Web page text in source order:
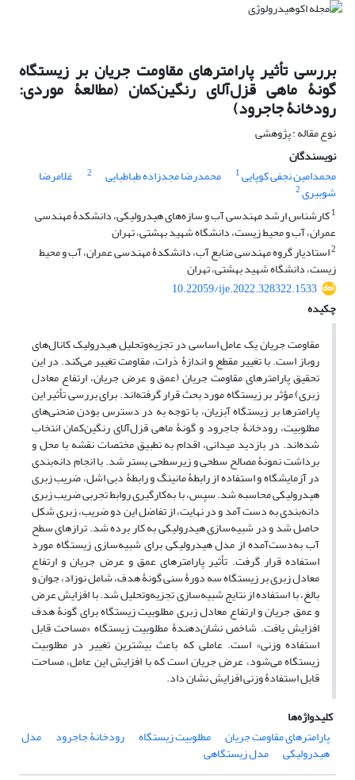
بررسی تأثیر پارامتر‌های مقاومت جریان بر زیستگاه
گونۀ ماهی قزل‌آلای رنگین‌کمان (مطالعۀ موردی:
رودخانۀ جاجرود)
نوع مقاله : پژوهشی
نویسندگان
محمدامین نجفی کوپایی1 محمدرضا مجدزاده طباطبایی 2 غلامرضا
شوبیری2
1کارشناس ارشد مهندسی آب و سازه‌های هیدرولیکی، دانشکدۀ مهندسی
عمران، آب و محیط زیست، دانشگاه شهید بهشتی، تهران
2استادیار گروه مهندسی منابع آب، دانشکدۀ مهندسی عمران، آب و محیط
زیست، دانشگاه شهید بهشتی، تهران
10.22059/ije.2022.328322.1533
چکیده
مقاومت جریان یک عامل اساسی در تجزیه‌و‌تحلیل هیدرولیک کانال‌های
روباز است. با تغییر مقطع و اندازۀ ذرات، مقاومت تغییر می‌کند. در این
تحقیق پارامترهای مقاومت جریان (عمق و عرض جریان، ارتفاع معادل
زبری) مؤثر بر زیستگاه مورد بحث قرار گرفته‌اند. برای بررسی تأثیر این
پارامترها بر زیستگاه آبزیان، با توجه به در دسترس بودن منحنی‌های
مطلوبیت، رودخانۀ جاجرود و گونۀ ماهی قزل‌آلای رنگین‌کمان انتخاب
شده‌اند. در بازدید میدانی، اقدام به تطبیق مختصات نقشه با محل و
برداشت نمونۀ مصالح سطحی و زیرسطحی بستر شد. با انجام دانه‌بندی
در آزمایشگاه و استفاده از رابطۀ مانینگ و رابطۀ دبی اشل، ضریب زبری
هیدرولیکی محاسبه شد. سپس، با به‌کارگیری روابط تجربی ضریب زبری
دانه‌بندی به دست آمد و در نهایت، از تفاضل این دو ضریب، زبری شکل
حاصل شد و در شبیه‌سازی هیدرولیکی به کار برده شد. ترازهای سطح
آب به‌دست‌آمده از مدل هیدرولیکی برای شبیه‌سازی زیستگاه مورد
استفاده قرار گرفت. تأثیر پارامترهای عمق و عرض جریان و ارتفاع
معادل زبری بر زیستگاه سه دورۀ سنی گونۀ هدف، شامل نوزاد، جوان و
بالغ، با استفاده از نتایج شبیه‌سازی تجزیه‌و‌تحلیل شد. با افزایش عرض
و عمق جریان و ارتفاع معادل زبری مطلوبیت زیستگاه برای گونۀ هدف
افزایش یافت. شاخص نشان‌دهندۀ مطلوبیت زیستگاه «مساحت قابل
استفاده وزنی» است. عاملی که باعث بیشترین تغییر در مطلوبیت
زیستگاه می‌شود، عرض جریان است که با افزایش این عامل، مساحت
قابل استفادۀ وزنی افزایش نشان داد.
کلیدواژه‌ها
پارامتر‌های مقاومت جریان
مطلوبیت زیستگاه رودخانۀ جاجرود مدل
هیدرولیکی مدل زیستگاهی